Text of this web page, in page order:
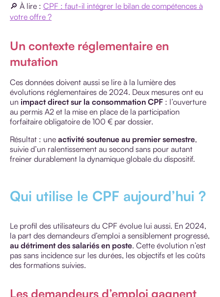
🔎 À lire : CPF : faut-il intégrer le bilan de compétences à
votre offre ?
Un contexte réglementaire en
mutation
Ces données doivent aussi se lire à la lumière des
évolutions réglementaires de 2024. Deux mesures ont eu
un impact direct sur la consommation CPF : l’ouverture
au permis A2 et la mise en place de la participation
forfaitaire obligatoire de 100 € par dossier.
Résultat : une activité soutenue au premier semestre,
suivie d’un ralentissement au second sans pour autant
freiner durablement la dynamique globale du dispositif.
Qui utilise le CPF aujourd’hui ?
Le profil des utilisateurs du CPF évolue lui aussi. En 2024,
la part des demandeurs d’emploi a sensiblement progressé,
au détriment des salariés en poste. Cette évolution n’est
pas sans incidence sur les durées, les objectifs et les coûts
des formations suivies.
Les demandeurs d’emploi gagnent